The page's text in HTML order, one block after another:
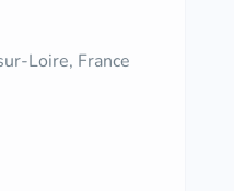
Loire, France